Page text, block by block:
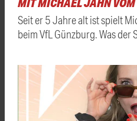
Seit er 5 Jahre alt ist spielt
beim VfL Günzburg. Was